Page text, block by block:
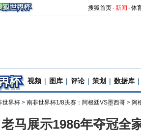
搜狐首页-新闻 -体
视频 | 图库 | 评论 | 策划 | 数据库 |
世界杯 > 南非世界杯1/8决赛：阿根廷VS墨西哥 > 阿
马展示1986年夺冠全